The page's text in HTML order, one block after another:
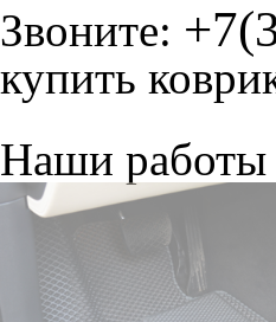
Звоните:
купить
Наши работы